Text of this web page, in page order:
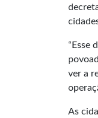
“Esse
ver a
As